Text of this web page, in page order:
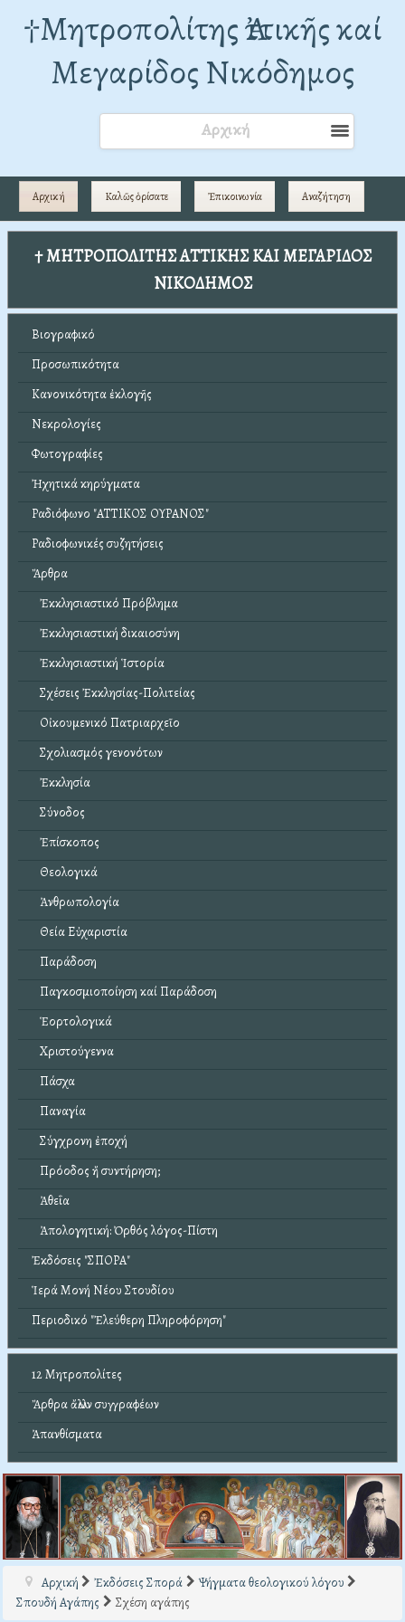
†Mητροπολίτης Ἀττικῆς καί
Μεγαρίδος Νικόδημος
Αρχική
Αρχική Καλῶς ὁρίσατε Ἐπικοινωνία Αναζήτηση
† ΜΗΤΡΟΠΟΛΙΤΗΣ ΑΤΤΙΚΗΣ ΚΑΙ ΜΕΓΑΡΙΔΟΣ
ΝΙΚΟΔΗΜΟΣ
Βιογραφικό
Προσωπικότητα
Κανονικότητα ἐκλογῆς
Νεκρολογίες
Φωτογραφίες
Ἠχητικά κηρύγματα
Ραδιόφωνο "ΑΤΤΙΚΟΣ ΟΥΡΑΝΟΣ"
Ραδιοφωνικές συζητήσεις
Ἄρθρα
Ἐκκλησιαστικό Πρόβλημα
Ἐκκλησιαστική δικαιοσύνη
Ἐκκλησιαστική Ἱστορία
Σχέσεις Ἐκκλησίας-Πολιτείας
Οἰκουμενικό Πατριαρχεῖο
Σχολιασμός γενονότων
Ἐκκλησία
Σύνοδος
Ἐπίσκοπος
Θεολογικά
Ἀνθρωπολογία
Θεία Εὐχαριστία
Παράδοση
Παγκοσμιοποίηση καί Παράδοση
Ἑορτολογικά
Χριστούγεννα
Πάσχα
Παναγία
Σύγχρονη ἐποχή
Πρόοδος ἤ συντήρηση;
Ἀθεΐα
Ἀπολογητική: Ὀρθός λόγος-Πίστη
Ἐκδόσεις "ΣΠΟΡΑ"
Ἱερά Μονή Νέου Στουδίου
Περιοδικό "Ἐλεύθερη Πληροφόρηση"
12 Μητροπολίτες
Ἄρθρα ἄλλων συγγραφέων
Ἀπανθίσματα
Αρχική Ἐκδόσεις Σπορά
Ψήγματα θεολογικού λόγου
Σπουδή Αγάπης
Σχέση αγάπης